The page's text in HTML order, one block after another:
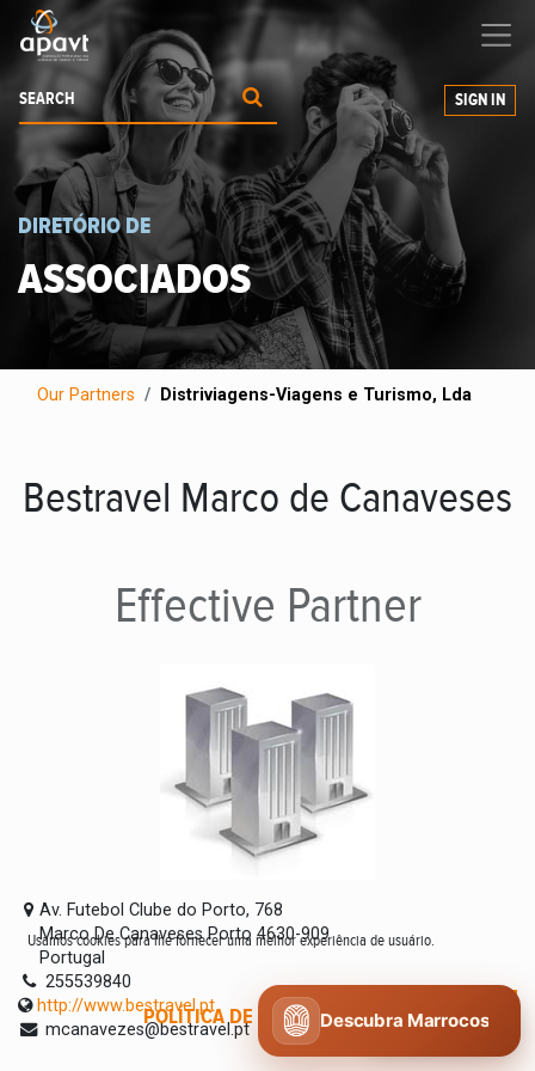
grow your business
SIGN IN
DIRETÓRIO DE
ASSOCIADOS
Our Partners Distriviagens-Viagens e Turismo, Lda
Bestravel Marco de Canaveses
Effective Partner
Av. Futebol Clube do Porto, 768
Marco De Canaveses Porto 4630-909
Portugal
255539840
http://www.bestravel.pt
mcanavezes@bestravel.pt
Usamos cookies para lhe fornecer uma melhor experiência de usuário.
POLÍTICA DE COOKIES CONCORDO
Descubra Marrocos